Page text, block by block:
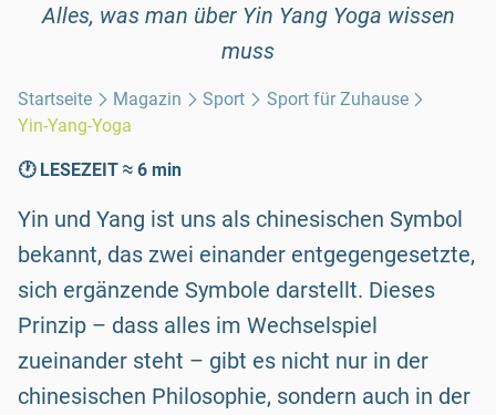
Alles, was man über Yin Yang Yoga wissen
muss
Startseite Magazin Sport
Sport für Zuhause
Yin-Yang-Yoga
🕐 LESEZEIT ≈ 6 min
Yin und Yang ist uns als chinesischen Symbol
bekannt, das zwei einander entgegengesetzte,
sich ergänzende Symbole darstellt. Dieses
Prinzip – dass alles im Wechselspiel
zueinander steht – gibt es nicht nur in der
chinesischen Philosophie, sondern auch in der